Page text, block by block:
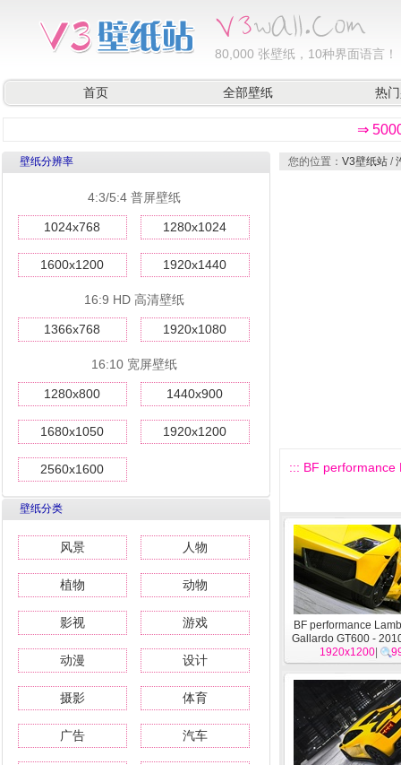
80,000 张壁纸，10种界面语言！
首页 全部壁纸 热
⇒
壁纸分辨率
4:3/5:4 普屏壁纸
1024x768 1280x1024
1600x1200 1920x1440
16:9 HD 高清壁纸
1366x768 1920x1080
16:10 宽屏壁纸
1280x800 1440x900
1680x1050 1920x1200
2560x1600
壁纸分类
风景 人物
植物 动物
影视 游戏
动漫 设计
摄影 体育
广告 汽车
您的位置： V3壁纸站 /
::: BF performance
BF performance
Gallardo GT600 -
尼7
1920x1200